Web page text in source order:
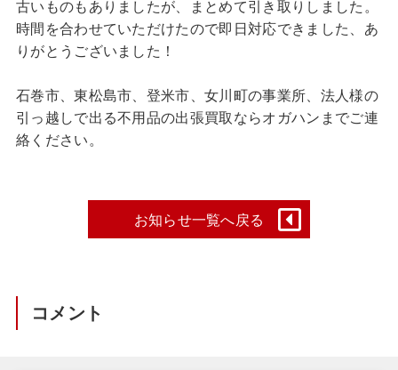
古いものもありましたが、まとめて引き取りしました。
時間を合わせていただけたので即日対応できました、あ
りがとうございました！
石巻市、東松島市、登米市、女川町の事業所、法人様の
引っ越しで出る不用品の出張買取ならオガハンまでご連
絡ください。
お知らせ一覧へ戻る
コメント